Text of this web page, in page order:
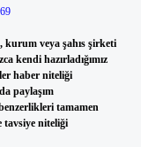
veya şahıs şirketi
kendi hazırladığımız
haber niteliği
paylaşım
tamamen
tavsiye niteliği